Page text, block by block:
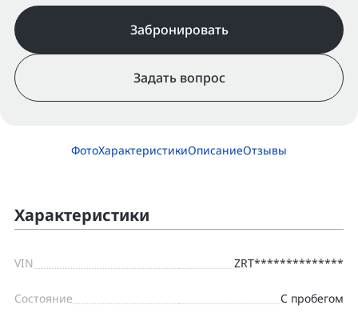
Забронировать
Задать вопрос
ФотоХарактеристикиОписаниеОтзывы
Характеристики
VIN ZRT**************
Состояние С пробегом